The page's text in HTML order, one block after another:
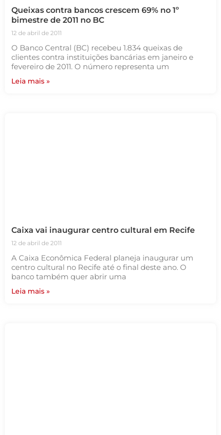
Queixas contra bancos crescem 69% no 1º
bimestre de 2011 no BC
12 de abril de 2011
O Banco Central (BC) recebeu 1.834 queixas de
clientes contra instituições bancárias em janeiro e
fevereiro de 2011. O número representa um
Leia mais »
Caixa vai inaugurar centro cultural em Recife
12 de abril de 2011
A Caixa Econômica Federal planeja inaugurar um
centro cultural no Recife até o final deste ano. O
banco também quer abrir uma
Leia mais »